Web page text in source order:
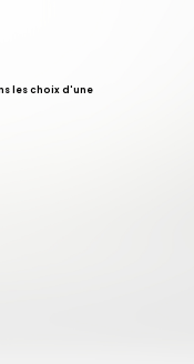
les choix d'une